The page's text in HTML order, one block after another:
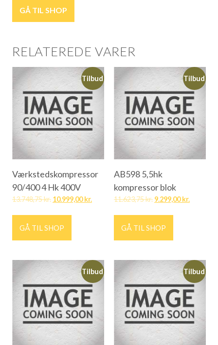
GÅ TIL SHOP
RELATEREDE VARER
Tilbud
Værkstedskompressor
90/400 4 Hk 400V
13.748,75kr. 10.999,00kr.
GÅ TIL SHOP
Tilbud
AB598 5,5hk
kompressor blok
11.623,75kr. 9.299,00kr.
GÅ TIL SHOP
Tilbud Tilbud